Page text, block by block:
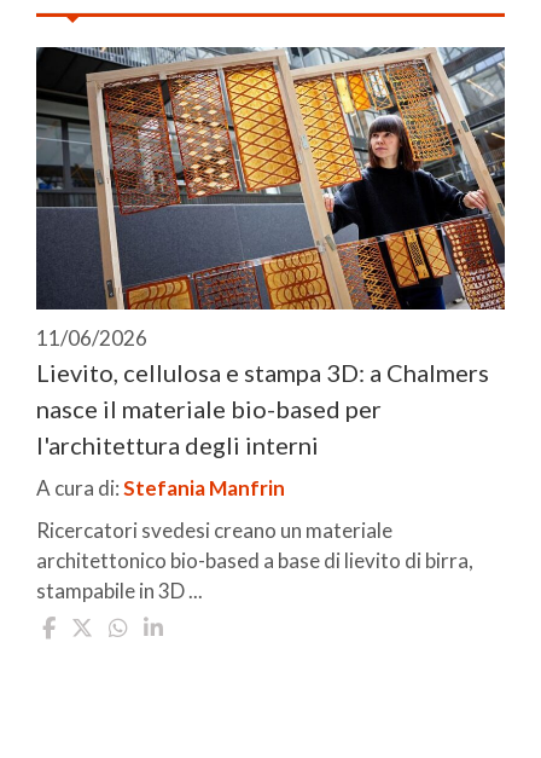
11/06/2026
Lievito, cellulosa e stampa 3D: a Chalmers
nasce il materiale bio-based per
l'architettura degli interni
A cura di:Stefania Manfrin
Ricercatori svedesi creano un materiale
architettonico bio-based a base di lievito di birra,
stampabile in 3D ...